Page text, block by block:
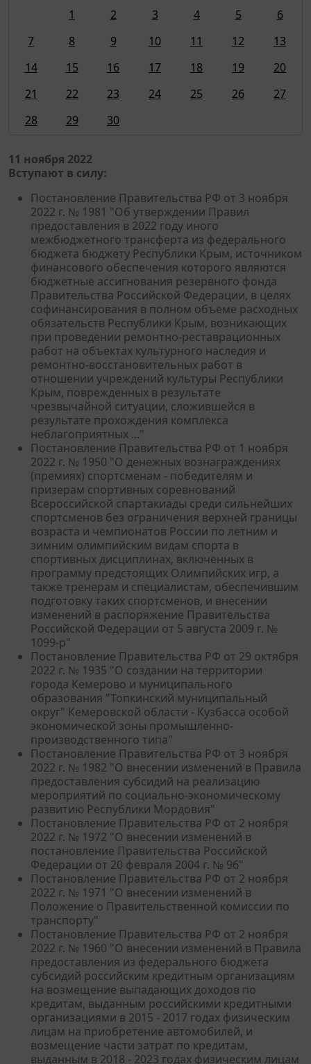
1
2 3 4 5
6
7
8 9 10 11 12
13
14
15 16 17 18 19
20
21
22 23 24 25 26
27
28
29 30
11 ноября 2022
Вступают в силу:
Постановление Правительства РФ от 3 ноября
2022 г. № 1981 "Об утверждении Правил
предоставления в 2022 году иного
межбюджетного трансферта из федерального
бюджета бюджету Республики Крым, источником
финансового обеспечения которого являются
бюджетные ассигнования резервного фонда
Правительства Российской Федерации, в целях
софинансирования в полном объеме расходных
обязательств Республики Крым, возникающих
при проведении ремонтно-реставрационных
работ на объектах культурного наследия и
ремонтно-восстановительных работ в
отношении учреждений культуры Республики
Крым, поврежденных в результате
чрезвычайной ситуации, сложившейся в
результате прохождения комплекса
неблагоприятных ..."
Постановление Правительства РФ от 1 ноября
2022 г. № 1950 "О денежных вознаграждениях
(премиях) спортсменам - победителям и
призерам спортивных соревнований
Всероссийской спартакиады среди сильнейших
спортсменов без ограничения верхней границы
возраста и чемпионатов России по летним и
зимним олимпийским видам спорта в
спортивных дисциплинах, включенных в
программу предстоящих Олимпийских игр, а
также тренерам и специалистам, обеспечившим
подготовку таких спортсменов, и внесении
изменений в распоряжение Правительства
Российской Федерации от 5 августа 2009 г. №
1099-р"
Постановление Правительства РФ от 29 октября
2022 г. № 1935 "О создании на территории
города Кемерово и муниципального
образования "Топкинский муниципальный
округ" Кемеровской области - Кузбасса особой
экономической зоны промышленно-
производственного типа"
Постановление Правительства РФ от 3 ноября
2022 г. № 1982 "О внесении изменений в Правила
предоставления субсидий на реализацию
мероприятий по социально-экономическому
развитию Республики Мордовия"
Постановление Правительства РФ от 2 ноября
2022 г. № 1972 "О внесении изменений в
постановление Правительства Российской
Федерации от 20 февраля 2004 г. № 96"
Постановление Правительства РФ от 2 ноября
2022 г. № 1971 "О внесении изменений в
Положение о Правительственной комиссии по
транспорту"
Постановление Правительства РФ от 2 ноября
2022 г. № 1960 "О внесении изменений в Правила
предоставления из федерального бюджета
субсидий российским кредитным организациям
на возмещение выпадающих доходов по
кредитам, выданным российскими кредитными
организациями в 2015 - 2017 годах физическим
лицам на приобретение автомобилей, и
возмещение части затрат по кредитам,
выданным в 2018 - 2023 годах физическим лицам